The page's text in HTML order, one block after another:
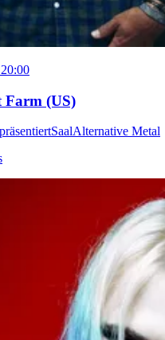
Farm (US)
SaalAlternative Metal